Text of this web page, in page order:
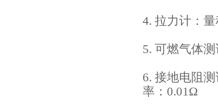
4. 拉力计：
5. 可燃气体
6. 接地电阻
率：0.01Ω